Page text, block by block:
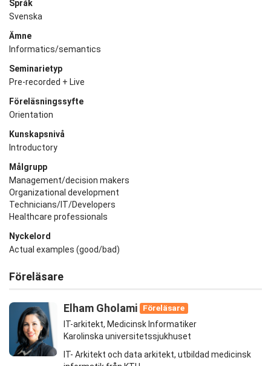
Språk
Svenska
Ämne
Informatics/semantics
Seminarietyp
Pre-recorded + Live
Föreläsningssyfte
Orientation
Kunskapsnivå
Introductory
Målgrupp
Management/decision makers
Organizational development
Technicians/IT/Developers
Healthcare professionals
Nyckelord
Actual examples (good/bad)
Föreläsare
Elham Gholami
Föreläsare
IT-arkitekt, Medicinsk Informatiker
Karolinska universitetssjukhuset
IT- Arkitekt och data arkitekt, utbildad medicinsk